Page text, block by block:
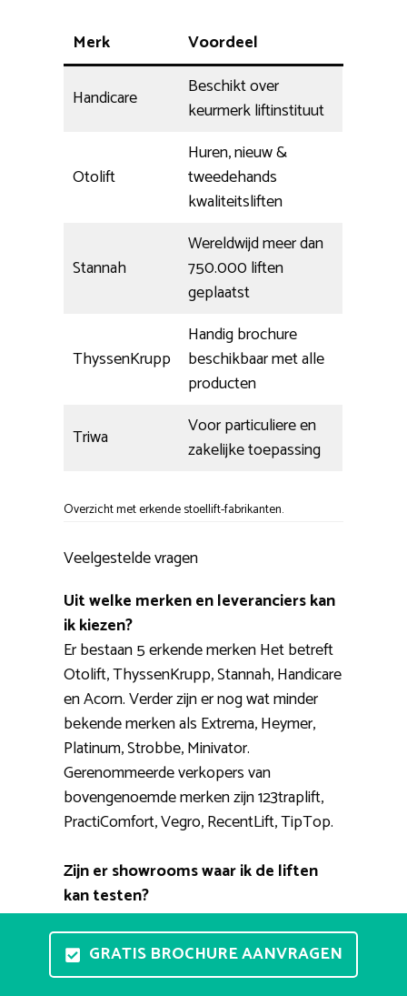
Merk Voordeel
Handicare
Beschikt over
keurmerk liftinstituut
Otolift
Huren, nieuw &
tweedehands
kwaliteitsliften
Stannah
Wereldwijd meer dan
750.000 liften
geplaatst
ThyssenKrupp
Handig brochure
beschikbaar met alle
producten
Triwa
Voor particuliere en
zakelijke toepassing
Overzicht met erkende stoellift-fabrikanten.
Veelgestelde vragen
Uit welke merken en leveranciers kan
ik kiezen?
Er bestaan 5 erkende merken Het betreft
Otolift, ThyssenKrupp, Stannah, Handicare
en Acorn. Verder zijn er nog wat minder
bekende merken als Extrema, Heymer,
Platinum, Strobbe, Minivator.
Gerenommeerde verkopers van
bovengenoemde merken zijn 123traplift,
PractiComfort, Vegro, RecentLift, TipTop.
Zijn er showrooms waar ik de liften
kan testen?
Vrijblijvend een stoellift testen in uw
woning is niet haalbaar. Wel zijn er
showrooms waar u meerdere modellen
GRATIS BROCHURE AANVRAGEN